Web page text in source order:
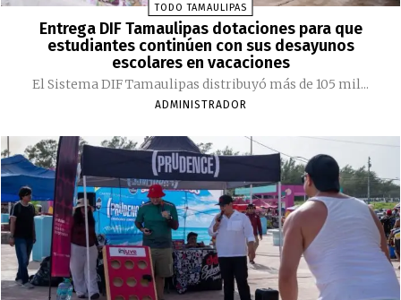
TODO TAMAULIPAS
Entrega DIF Tamaulipas dotaciones para que
estudiantes continúen con sus desayunos
escolares en vacaciones
El Sistema DIF Tamaulipas distribuyó más de 105 mil...
ADMINISTRADOR